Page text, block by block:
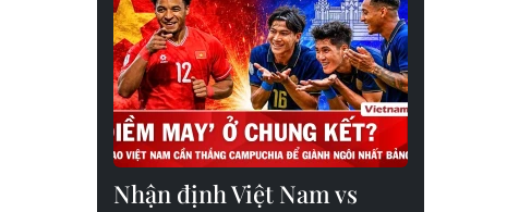
Nhận định Việt Nam vs